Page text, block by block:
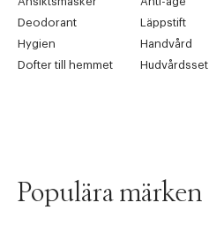
Deodorant
Läppstift
Hygien
Handvård
Dofter till hemmet
Hudvårdsset
Populära märken